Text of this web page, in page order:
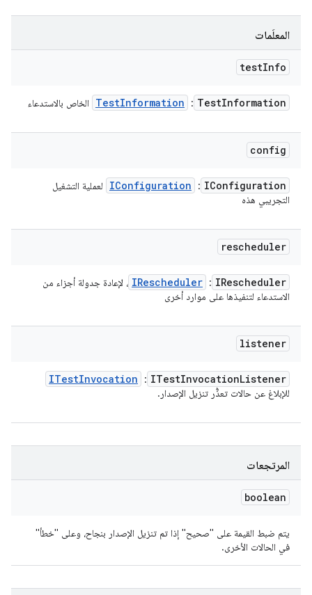
المعلَمات
testInfo
TestInformation
:
TestInformation الخاص بالاستدعاء
config
IConfiguration
:
IConfiguration
لعملية التشغيل
التجريبي هذه
rescheduler
IRescheduler
:
IRescheduler ، لإعادة جدولة أجزاء من
الاستدعاء لتنفيذها على موارد أخرى
listener
ITestInvocationListener
:
ITestInvocation
للإبلاغ عن حالات تعذُّر تنزيل الإصدار.
المرتجعات
boolean
يتم ضبط القيمة على "صحيح" إذا تم تنزيل الإصدار بنجاح، وعلى "خطأ"
في الحالات الأخرى.